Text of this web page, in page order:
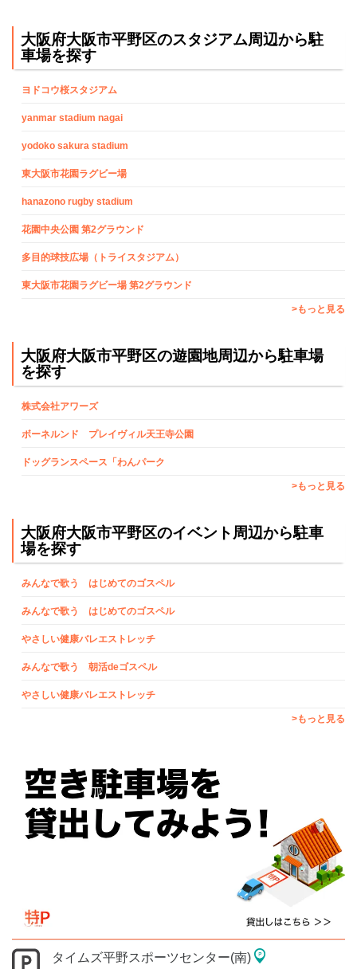
大阪府大阪市平野区のスタジアム周辺から駐
車場を探す
ヨドコウ桜スタジアム
yanmar stadium nagai
yodoko sakura stadium
東大阪市花園ラグビー場
hanazono rugby stadium
花園中央公園 第2グラウンド
多目的球技広場（トライスタジアム）
東大阪市花園ラグビー場 第2グラウンド
>もっと見る
大阪府大阪市平野区の遊園地周辺から駐車場
を探す
株式会社アワーズ
ボーネルンド プレイヴィル天王寺公園
ドッグランスペース「わんパーク
>もっと見る
大阪府大阪市平野区のイベント周辺から駐車
場を探す
みんなで歌う はじめてのゴスペル
みんなで歌う はじめてのゴスペル
やさしい健康バレエストレッチ
みんなで歌う 朝活deゴスペル
やさしい健康バレエストレッチ
>もっと見る
タイムズ平野スポーツセンター(南)